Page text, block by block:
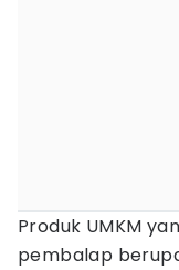
Produk UMKM
pembalap